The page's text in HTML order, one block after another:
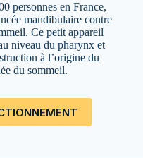
personnes en France,
mandibulaire contre
Ce petit appareil
niveau du pharynx et
à l’origine du
du sommeil.